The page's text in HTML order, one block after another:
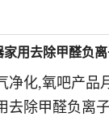
用去除甲醛负
净化,氧吧产品
去除甲醛负离